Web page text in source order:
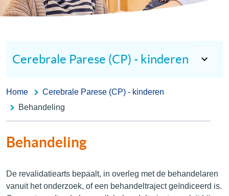
Cerebrale Parese (CP) - kinderen
Home
Cerebrale Parese (CP) - kinderen
Behandeling
Behandeling
De revalidatiearts bepaalt, in overleg met de behandelaren
vanuit het onderzoek, of een behandeltraject geïndiceerd is.